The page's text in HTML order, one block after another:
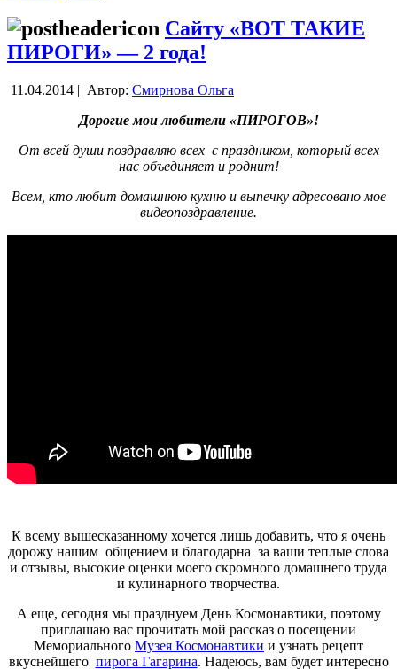
Сайту «ВОТ ТАКИЕ
ПИРОГИ» — 2 года!
11.04.2014 | Автор: Смирнова Ольга
Дорогие мои любители «ПИРОГОВ»!
От всей души поздравляю всех с праздником, который всех
нас объединяет и роднит!
Всем, кто любит домашнюю кухню и выпечку адресовано мое
видеопоздравление.
К всему вышесказанному хочется лишь добавить, что я очень
дорожу нашим общением и благодарна за ваши теплые слова
и отзывы, высокие оценки моего скромного домашнего труда
и кулинарного творчества.
А еще, сегодня мы празднуем День Космонавтики, поэтому
приглашаю вас прочитать мой рассказ о посещении
Мемориального Музея Космонавтики и узнать рецепт
вкуснейшего пирога Гагарина. Надеюсь, вам будет интересно